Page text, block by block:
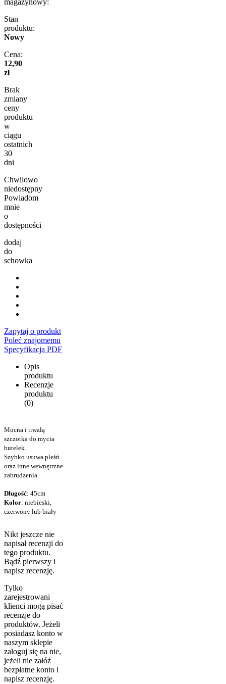
magazynowy:
Stan
produktu:
Nowy
Cena:
12,90
zł
Brak
zmiany
ceny
produktu
w
ciągu
ostatnich
30
dni
Chwilowo
niedostępny
Powiadom
mnie
o
dostępności
dodaj
do
schowka
Zapytaj o produkt
Poleć znajomemu
Specyfikacja PDF
Opis
produktu
Recenzje
produktu
(0)
Mocna i trwałą
szczotka do mycia
butelek.
Szybko usuwa pleśń
oraz inne wewnętrzne
zabrudzenia.
Długość: 45cm
Kolor: niebieski,
czerwony lub biały
Nikt jeszcze nie
napisał recenzji do
tego produktu.
Bądź pierwszy i
napisz recenzję.
Tylko
zarejestrowani
klienci mogą pisać
recenzje do
produktów. Jeżeli
posiadasz konto w
naszym sklepie
zaloguj się na nie,
jeżeli nie załóż
bezpłatne konto i
napisz recenzję.